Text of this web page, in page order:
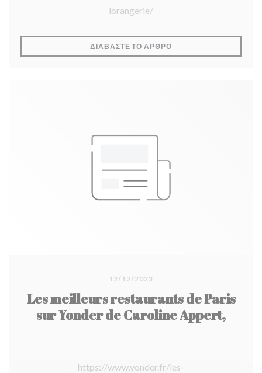
lorangerie/
ΔΙΑΒΆΣΤΕ ΤΟ ΆΡΘΡΟ((ΑΝΟΊΓΕΙ ΣΕ ΝΈΟ
12/12/2023
Les meilleurs restaurants de Paris
sur Yonder de Caroline Appert,
https://www.yonder.fr/les-